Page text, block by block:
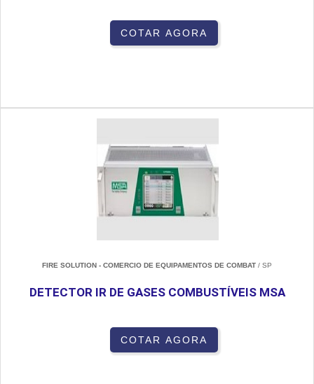
COTAR AGORA
FIRE SOLUTION - COMERCIO DE EQUIPAMENTOS DE COMBAT / SP
DETECTOR IR DE GASES COMBUSTÍVEIS MSA
COTAR AGORA